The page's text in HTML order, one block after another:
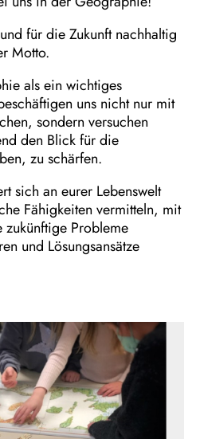
für die Zukunft nachhaltig
Motto.
als ein wichtiges
uns nicht nur mit
sondern versuchen
den Blick für die
zu schärfen.
sich an eurer Lebenswelt
Fähigkeiten vermitteln, mit
Probleme
und Lösungsansätze